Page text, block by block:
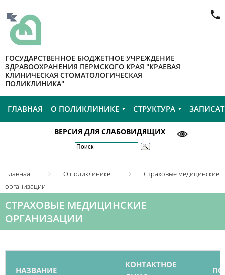
ГОСУДАРСТВЕННОЕ БЮДЖЕТНОЕ УЧРЕЖДЕНИЕ
ЗДРАВООХРАНЕНИЯ ПЕРМСКОГО КРАЯ "КРАЕВАЯ
КЛИНИЧЕСКАЯ СТОМАТОЛОГИЧЕСКАЯ
ПОЛИКЛИНИКА"
ГЛАВНАЯ О ПОЛИКЛИНИКЕ СТРУКТУРА
ВЕРСИЯ ДЛЯ СЛАБОВИДЯЩИХ
Главная О поликлинике
Страховые медицинские
организации
СТРАХОВЫЕ МЕДИЦИНСКИЕ
ОРГАНИЗАЦИИ
НАЗВАНИЕ
КОНТАКТНОЕ